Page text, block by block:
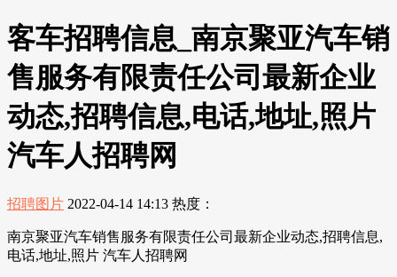
客车招聘信息_南京聚亚汽车销
售服务有限责任公司最新企业
动态,招聘信息,电话,地址,照片
汽车人招聘网
招聘图片 2022-04-14 14:13 热度：
南京聚亚汽车销售服务有限责任公司最新企业动态,招聘信息,
电话,地址,照片 汽车人招聘网